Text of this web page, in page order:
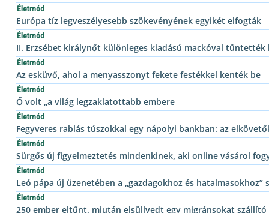
Életmód
Európa tíz legveszélyesebb szökevényének egyikét elfogták
Életmód
II. Erzsébet királynőt különleges kiadású mackóval tüntették
Életmód
Az esküvő, ahol a menyasszonyt fekete festékkel kenték be
Életmód
Ő volt „a világ legzaklatottabb embere
Életmód
Fegyveres rablás túszokkal egy nápolyi bankban: az
Életmód
Sürgős új figyelmeztetés mindenkinek, aki online vásárol
Életmód
Leó pápa új üzenetében a „gazdagokhoz és hatalmasokhoz”
Életmód
250 ember eltűnt, miután elsüllyedt egy migránsokat szállító